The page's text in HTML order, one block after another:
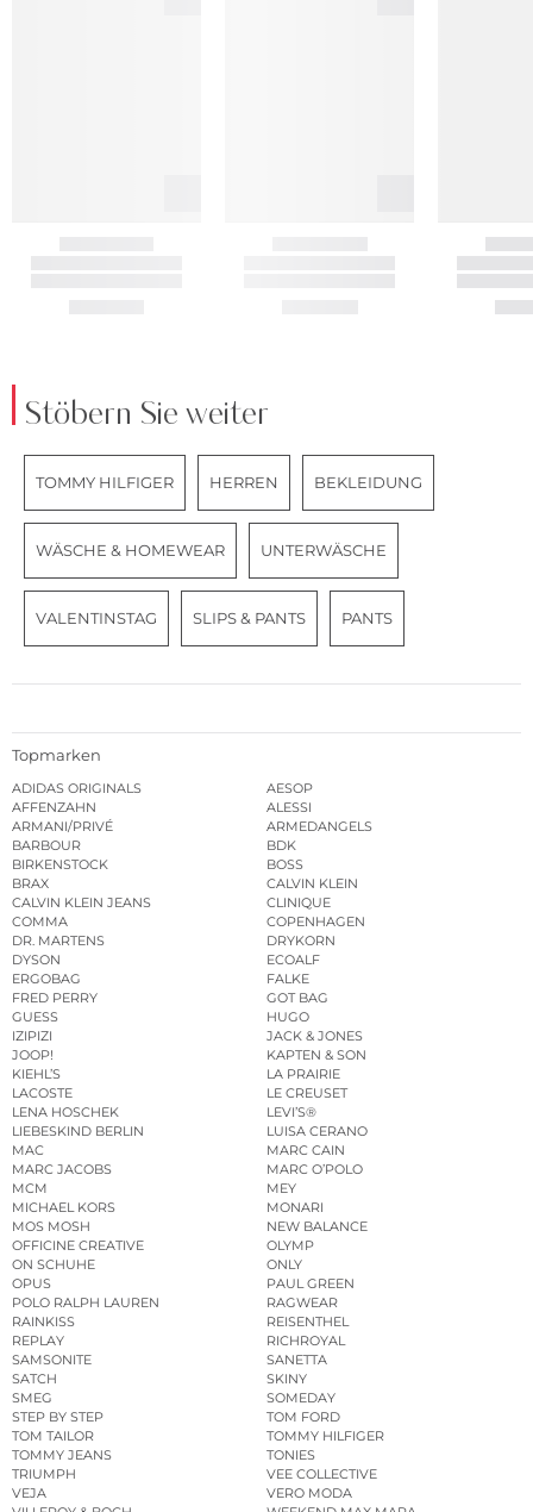
Stöbern Sie weiter
TOMMY HILFIGER HERREN BEKLEIDUNG
WÄSCHE & HOMEWEAR UNTERWÄSCHE
VALENTINSTAG SLIPS & PANTS PANTS
Topmarken
ADIDAS ORIGINALS
AESOP
AFFENZAHN
ALESSI
ARMANI/PRIVÉ
ARMEDANGELS
BARBOUR
BDK
BIRKENSTOCK
BOSS
BRAX
CALVIN KLEIN
CALVIN KLEIN JEANS
CLINIQUE
COMMA
COPENHAGEN
DR. MARTENS
DRYKORN
DYSON
ECOALF
ERGOBAG
FALKE
FRED PERRY
GOT BAG
GUESS
HUGO
IZIPIZI
JACK & JONES
JOOP!
KAPTEN & SON
KIEHL’S
LA PRAIRIE
LACOSTE
LE CREUSET
LENA HOSCHEK
LEVI’S®
LIEBESKIND BERLIN
LUISA CERANO
MAC
MARC CAIN
MARC JACOBS
MARC O’POLO
MCM
MEY
MICHAEL KORS
MONARI
MOS MOSH
NEW BALANCE
OFFICINE CREATIVE
OLYMP
ON SCHUHE
ONLY
OPUS
PAUL GREEN
POLO RALPH LAUREN
RAGWEAR
RAINKISS
REISENTHEL
REPLAY
RICHROYAL
SAMSONITE
SANETTA
SATCH
SKINY
SMEG
SOMEDAY
STEP BY STEP
TOM FORD
TOM TAILOR
TOMMY HILFIGER
TOMMY JEANS
TONIES
TRIUMPH
VEE COLLECTIVE
VEJA
VERO MODA